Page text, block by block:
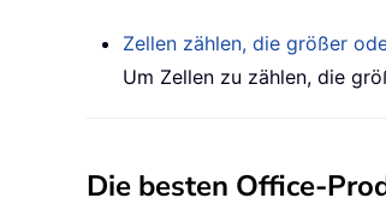
Zellen zählen, die größer
Um Zellen zu zählen, die
Die besten Office-